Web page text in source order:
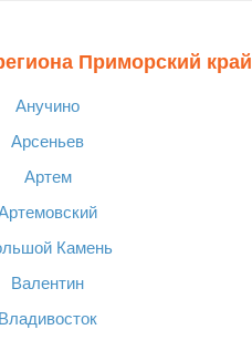
Приморский край
Анучино
Арсеньев
Артем
Камень
Валентин
Владивосток